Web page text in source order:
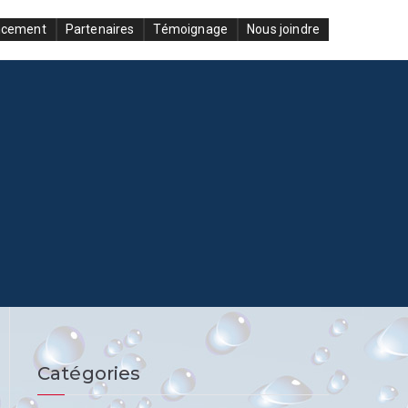
Partenaires Témoignage Nous joindre
Catégories